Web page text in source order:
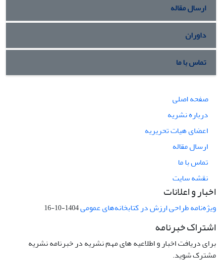
ارسال مقاله
داوران
تماس با ما
صفحه اصلی
درباره نشریه
اعضای هیات تحریریه
ارسال مقاله
تماس با ما
نقشه سایت
اخبار و اعلانات
ویژه‌نامه طراحی ارزش در کتابخانه‌های عمومی1404-10-16
اشتراک خبرنامه
برای دریافت اخبار و اطلاعیه های مهم نشریه در خبرنامه نشریه
مشترک شوید.